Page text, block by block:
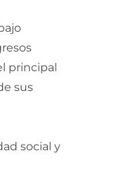
principal
sus
social y